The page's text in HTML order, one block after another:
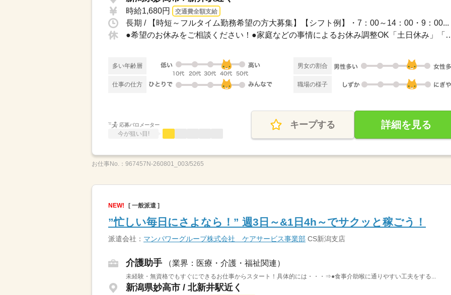
時給1,680円 交通費全額支給
長期 / 【時短～フルタイム勤務希望の方大募集】【シフト例】・7：00～14：00・9：00...
●希望のお休みをご相談ください！●家庭
多い年齢層 男女の割合
仕事の仕方 職場の様子
応募バロメーター
今が狙い目!
キープする 詳細を見る
お仕事No.： 967457N-260801_003/5265
NEW! [ 一般派遣 ]
”忙しい毎日にさよなら！” 週3日～&1日4h～でサクッと稼ごう！
派遣会社： マンパワーグループ株式会社 ケアサービス事業部 CS新潟支店
介護助手 （業界：医療・介護・福祉関連）
未経験・無資格でもすぐにできるお仕事からスタート！具体的には・・・⇒●食事介助喉に通りやすい工夫をする...
新潟県妙高市 / 北新井駅近く